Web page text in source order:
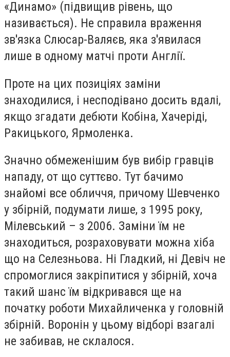
«Динамо» (підвищив рівень, що
називається). Не справила враження
зв'язка Слюсар-Валяєв, яка з'явилася
лише в одному матчі проти Англії.
Проте на цих позиціях заміни
знаходилися, і несподівано досить вдалі,
якщо згадати дебюти Кобіна, Хачеріді,
Ракицького, Ярмоленка.
Значно обмеженішим був вибір гравців
нападу, от що суттєво. Тут бачимо
знайомі все обличчя, причому Шевченко
у збірній, подумати лише, з 1995 року,
Мілевський – з 2006. Заміни їм не
знаходиться, розраховувати можна хіба
що на Селезньова. Ні Гладкий, ні Девіч не
спромоглися закріпитися у збірній, хоча
такий шанс їм відкривався ще на
початку роботи Михайличенка у головній
збірній. Воронін у цьому відборі взагалі
не забивав, не склалося.